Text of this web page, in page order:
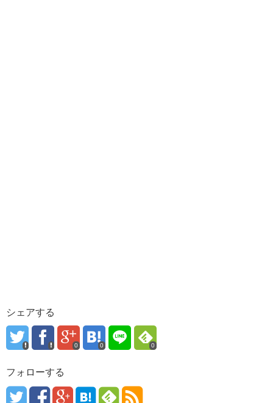
シェアする
0 0 0
フォローする